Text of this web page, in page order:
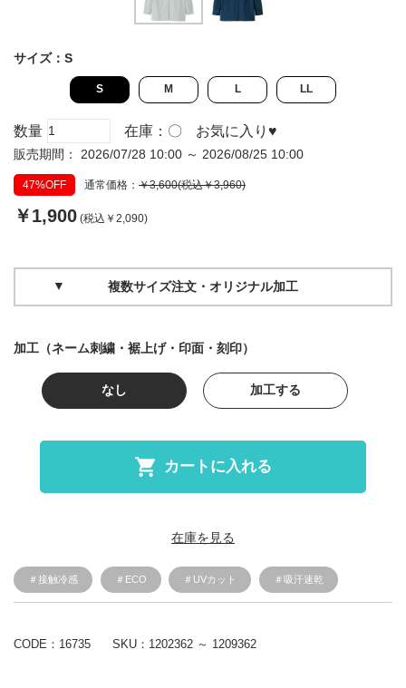
サイズ： S
S M L LL
数量 在庫： 〇 お気に入り ♥
販売期間： 2026/07/28 10:00 ～ 2026/08/25 10:00
47%OFF 通常価格： ￥3,600(税込￥3,960)
￥1,900 (税込￥2,090)
複数サイズ注文・オリジナル加工
加工（ネーム刺繍・裾上げ・印面・刻印）
なし 加工する
カートに入れる
在庫を見る
＃接触冷感 ＃ECO ＃UVカット ＃吸汗速乾
CODE：16735 SKU： 1202362 ～ 1209362